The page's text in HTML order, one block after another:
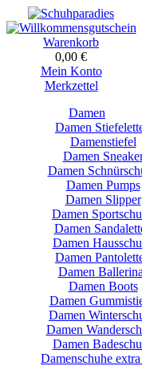
Warenkorb
0,00 €
Mein Konto
Merkzettel
Damen
Damen
Damenstiefel
Damen
Damen
Damen Pumps
Damen Slipper
Damen
Damen
Damen
Damen
Damen
Damen Boots
Damen
Damen
Damen
Damen
Damenschuhe